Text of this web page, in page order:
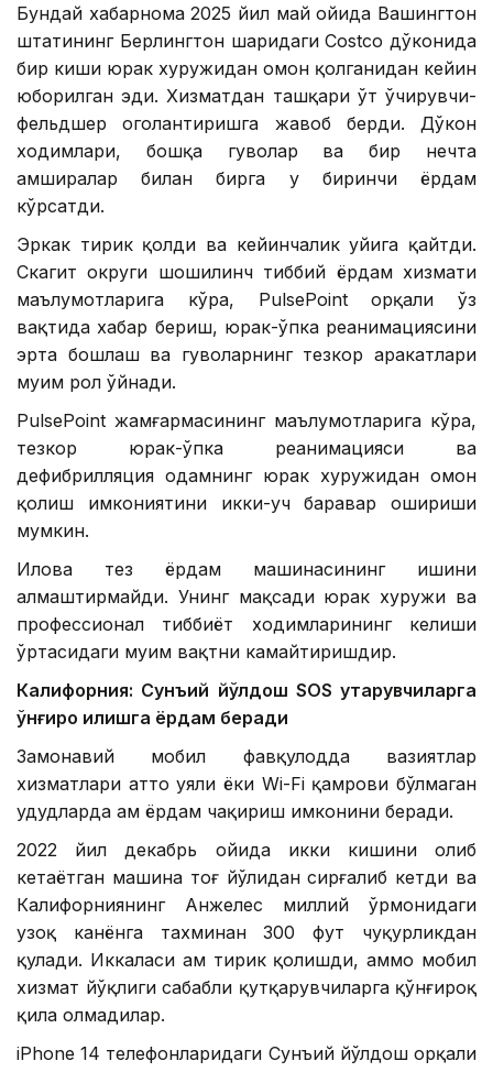
Бундай хабарнома 2025 йил май ойида Вашингтон
штатининг Берлингтон шаҳридаги Costco дўконида
бир киши юрак хуружидан омон қолганидан кейин
юборилган эди. Хизматдан ташқари ўт ўчирувчи-
фельдшер огоҳлантиришга жавоб берди. Дўкон
ходимлари, бошқа гувоҳлар ва бир нечта
ҳамширалар билан бирга у биринчи ёрдам
кўрсатди.
Эркак тирик қолди ва кейинчалик уйига қайтди.
Скагит округи шошилинч тиббий ёрдам хизмати
маълумотларига кўра, PulsePoint орқали ўз
вақтида хабар бериш, юрак-ўпка реанимациясини
эрта бошлаш ва гувоҳларнинг тезкор ҳаракатлари
муҳим рол ўйнади.
PulsePoint жамғармасининг маълумотларига кўра,
тезкор юрак-ўпка реанимацияси ва
дефибрилляция одамнинг юрак хуружидан омон
қолиш имкониятини икки-уч баравар ошириши
мумкин.
Илова тез ёрдам машинасининг ишини
алмаштирмайди. Унинг мақсади юрак хуружи ва
профессионал тиббиёт ходимларининг келиши
ўртасидаги муҳим вақтни камайтиришдир.
Калифорния: Сунъий йўлдош SOS қутқарувчиларга
қўнғироқ қилишга ёрдам беради
Замонавий мобил фавқулодда вазиятлар
хизматлари ҳатто уяли ёки Wi-Fi қамрови бўлмаган
ҳудудларда ҳам ёрдам чақириш имконини беради.
2022 йил декабрь ойида икки кишини олиб
кетаётган машина тоғ йўлидан сирғалиб кетди ва
Калифорниянинг Анжелес миллий ўрмонидаги
узоқ канёнга тахминан 300 фут чуқурликдан
қулади. Иккаласи ҳам тирик қолишди, аммо мобил
хизмат йўқлиги сабабли қутқарувчиларга қўнғироқ
қила олмадилар.
iPhone 14 телефонларидаги Сунъий йўлдош орқали